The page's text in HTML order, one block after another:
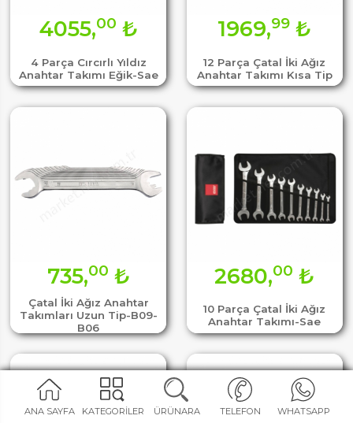
ANA SAYFA KATEGORİLER ÜRÜNARA TELEFON WHATSAPP
4 Parça Cırcırlı Yıldız
Anahtar Takımı Eğik-Sae
4055,00 ₺
12 Parça Çatal İki Ağız
Anahtar Takımı Kısa Tip
1969,99 ₺
Çatal İki Ağız Anahtar
Takımları Uzun Tip-B09-
B06
735,00 ₺
10 Parça Çatal İki Ağız
Anahtar Takımı-Sae
2680,00 ₺